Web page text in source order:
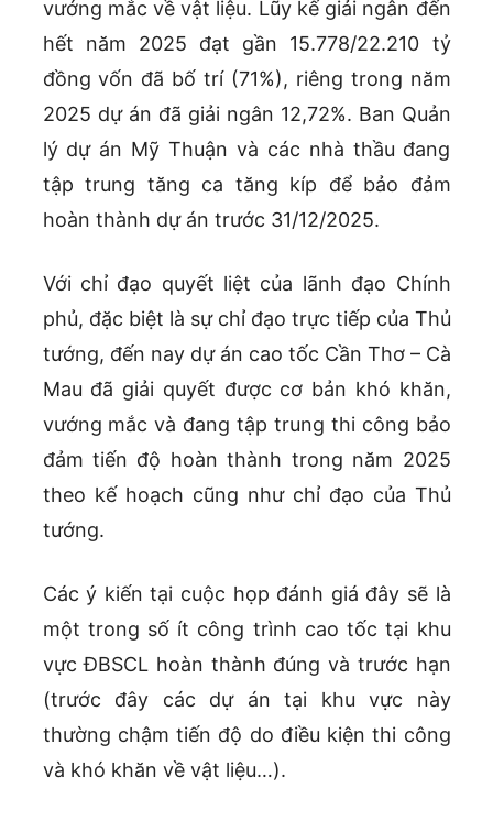
vướng mắc về vật liệu. Lũy kế giải ngân đến
hết năm 2025 đạt gần 15.778/22.210 tỷ
đồng vốn đã bố trí (71%), riêng trong năm
2025 dự án đã giải ngân 12,72%. Ban Quản
lý dự án Mỹ Thuận và các nhà thầu đang
tập trung tăng ca tăng kíp để bảo đảm
hoàn thành dự án trước 31/12/2025.
Với chỉ đạo quyết liệt của lãnh đạo Chính
phủ, đặc biệt là sự chỉ đạo trực tiếp của Thủ
tướng, đến nay dự án cao tốc Cần Thơ – Cà
Mau đã giải quyết được cơ bản khó khăn,
vướng mắc và đang tập trung thi công bảo
đảm tiến độ hoàn thành trong năm 2025
theo kế hoạch cũng như chỉ đạo của Thủ
tướng.
Các ý kiến tại cuộc họp đánh giá đây sẽ là
một trong số ít công trình cao tốc tại khu
vực ĐBSCL hoàn thành đúng và trước hạn
(trước đây các dự án tại khu vực này
thường chậm tiến độ do điều kiện thi công
và khó khăn về vật liệu…).